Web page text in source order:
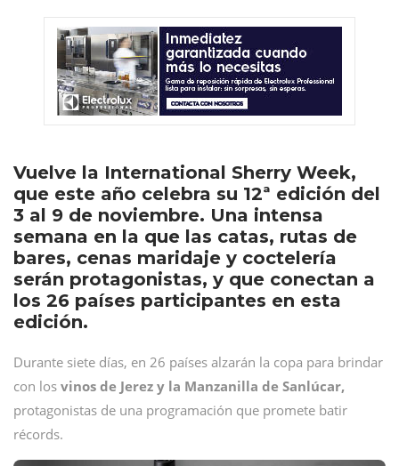
Vuelve la International Sherry Week,
que este año celebra su 12ª edición del
3 al 9 de noviembre. Una intensa
semana en la que las catas, rutas de
bares, cenas maridaje y coctelería
serán protagonistas, y que conectan a
los 26 países participantes en esta
edición.
Durante siete días, en 26 países alzarán la copa para brindar
con los vinos de Jerez y la Manzanilla de Sanlúcar,
protagonistas de una programación que promete batir
récords.